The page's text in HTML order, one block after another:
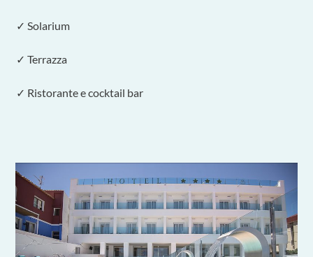
✓ Solarium
✓ Terrazza
✓ Ristorante e cocktail bar